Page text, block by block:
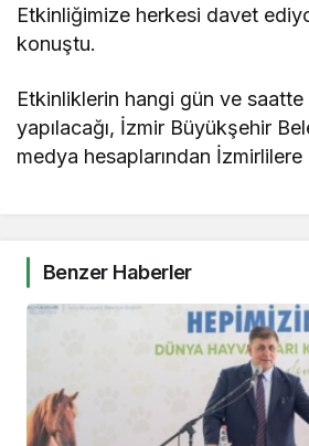
Etkinliğimize herkesi davet
konuştu.
Etkinliklerin hangi gün ve
yapılacağı, İzmir Büyükşehir
medya hesaplarından
Benzer Haberler